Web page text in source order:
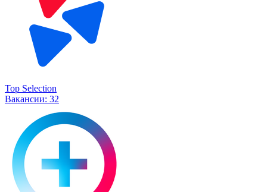
Top Selection
Вакансии: 32